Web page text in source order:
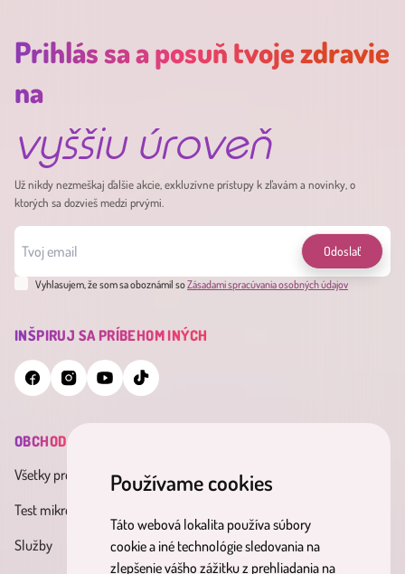
Používame cookies
Táto webová lokalita používa súbory
cookie a iné technológie sledovania na
zlepšenie vášho zážitku z prehliadania na
Prihlás sa a posuň tvoje zdravie
na
vyššiu úroveň
Už nikdy nezmeškaj ďalšie akcie, exkluzívne prístupy k zľavám a novinky, o
ktorých sa dozvieš medzi prvými.
Odoslať
Vyhlasujem, že som sa oboznámil soZásadami spracúvania osobných údajov
INŠPIRUJ SA PRÍBEHOM INÝCH
OBCHOD
Všetky produkty
Test mikrobiómu
Služby
Všeobecné obchodné
Zásady spracúvania osobných
údajov
Účinné látky